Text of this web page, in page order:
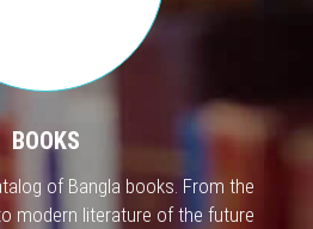
BOOKS
of Bangla books. From the
modern literature of the future